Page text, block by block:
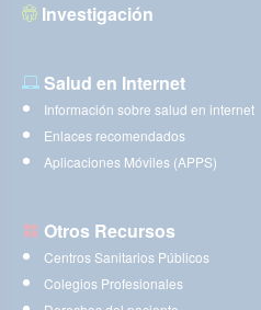
Investigación
Salud en Internet
Información sobre salud en internet
Enlaces recomendados
Aplicaciones Móviles (APPS)
Otros Recursos
Centros Sanitarios Públicos
Colegios Profesionales